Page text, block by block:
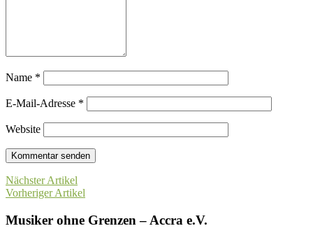
Name *
E-Mail-Adresse *
Website
Nächster Artikel
Vorheriger Artikel
Musiker ohne Grenzen – Accra e.V.